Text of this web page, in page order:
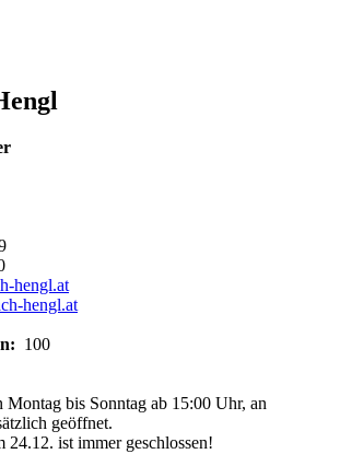
hengl.at
hengl.at
100
bis Sonntag ab 15:00 Uhr, an
geöffnet.
24.12. ist immer geschlossen!